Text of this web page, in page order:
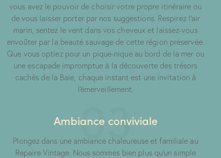
vous avez le pouvoir de choisir votre propre itinéraire ou
de vous laisser porter par nos suggestions. Respirez l'air
marin, sentez le vent dans vos cheveux et laissez-vous
envoûter par la beauté sauvage de cette région préservée.
Que vous optiez pour un pique-nique au bord de la mer ou
une escapade impromptue à la découverte des trésors
cachés de la Baie, chaque instant est une invitation à
l'émerveillement.
03
Ambiance conviviale
Plongez dans une ambiance chaleureuse et familiale au
Repaire Vintage. Nous sommes bien plus qu'un simple